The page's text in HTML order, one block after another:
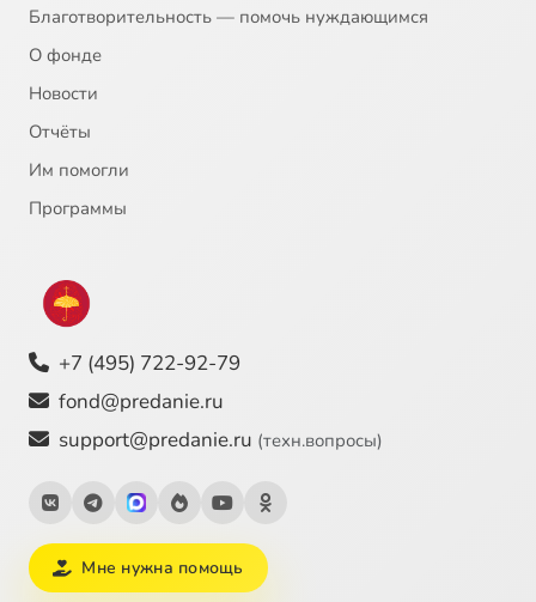
Благотворительность — помочь нуждающимся
О фонде
Новости
Отчёты
Им помогли
Программы
+7 (495) 722-92-79
fond@predanie.ru
support@predanie.ru (техн.вопросы)
Мне нужна помощь